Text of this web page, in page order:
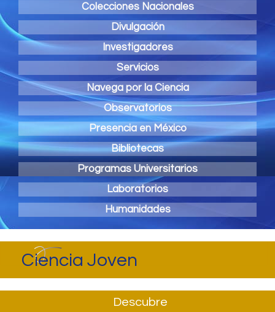
Colecciones Nacionales
Divulgación
Investigadores
Servicios
Navega por la Ciencia
Observatorios
Presencia en México
Bibliotecas
Programas Universitarios
Laboratorios
Humanidades
Ciencia Joven
Descubre